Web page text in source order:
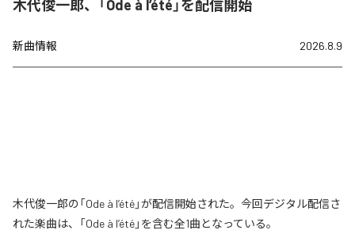
木代俊一郎、「Ode à l’été」を配信開始
新曲情報 2026.8.9
木代俊一郎の「Ode à l’été」が配信開始された。今回デジタル配信さ
れた楽曲は、「Ode à l’été」を含む全1曲となっている。